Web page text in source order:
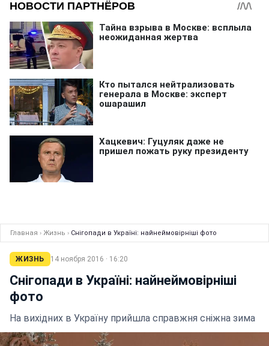
Главная › Жизнь › Снігопади в Україні: найнеймовірніші фото
ЖИЗНЬ 14 ноября 2016 · 16:20
Снігопади в Україні: найнеймовірніші
фото
На вихідних в Україну прийшла справжня сніжна зима